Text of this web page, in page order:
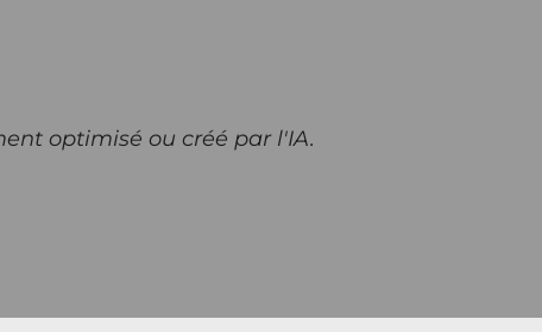
optimisé ou créé par l'IA.